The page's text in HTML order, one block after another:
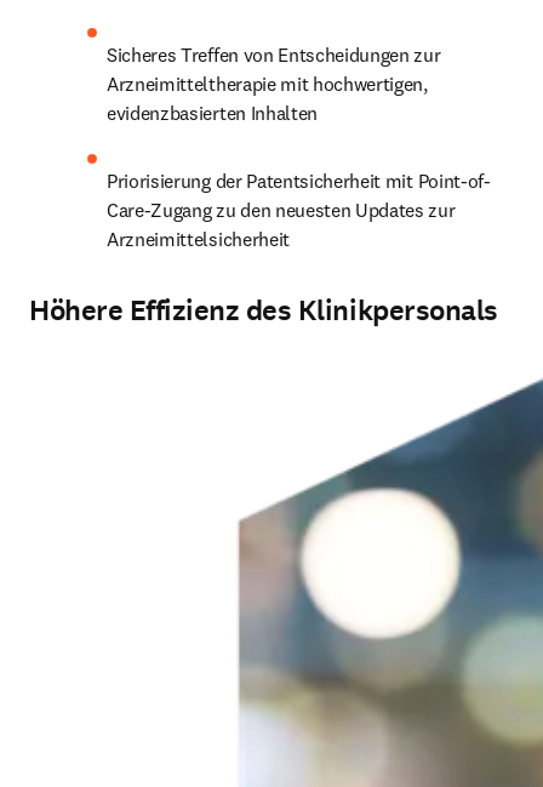
Sicheres Treffen von Entscheidungen zur
Arzneimitteltherapie mit hochwertigen,
evidenzbasierten Inhalten
Priorisierung der Patentsicherheit mit Point-of-
Care-Zugang zu den neuesten Updates zur
Arzneimittelsicherheit
Höhere Effizienz des Klinikpersonals